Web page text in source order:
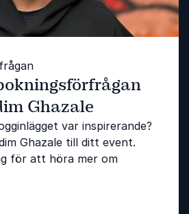
Ghazale
var inspirerande?
Ghazale till ditt event.
för att höra mer om